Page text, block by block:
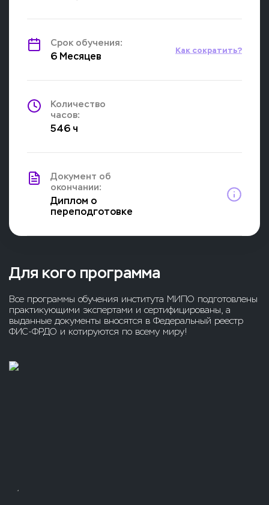
Как сократить?
Срок обучения:
6 Месяцев
Количество
часов:
546 ч
Документ об
окончании:
Диплом о
переподготовке
Для кого программа
Все программы обучения института МИПО подготовлены
практикующими экспертами и сертифицированы, а
выданные документы вносятся в Федеральный реестр
ФИС-ФРДО и котируются по всему миру!